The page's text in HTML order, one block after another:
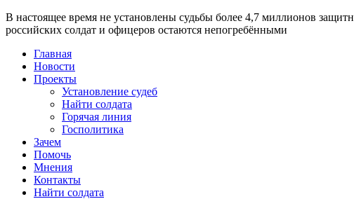
В настоящее время не установлены судьбы более 4,7 миллионов
российских солдат и офицеров остаются непогребёнными
Главная
Новости
Проекты
Установление судеб
Найти солдата
Горячая линия
Госполитика
Зачем
Помочь
Мнения
Контакты
Найти солдата